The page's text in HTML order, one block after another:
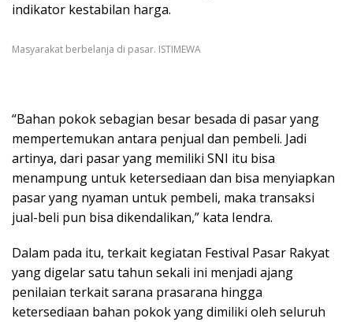
indikator kestabilan harga.
Masyarakat berbelanja di pasar. ISTIMEWA
“Bahan pokok sebagian besar besada di pasar yang
mempertemukan antara penjual dan pembeli. Jadi
artinya, dari pasar yang memiliki SNI itu bisa
menampung untuk ketersediaan dan bisa menyiapkan
pasar yang nyaman untuk pembeli, maka transaksi
jual-beli pun bisa dikendalikan,” kata Iendra.
Dalam pada itu, terkait kegiatan Festival Pasar Rakyat
yang digelar satu tahun sekali ini menjadi ajang
penilaian terkait sarana prasarana hingga
ketersediaan bahan pokok yang dimiliki oleh seluruh